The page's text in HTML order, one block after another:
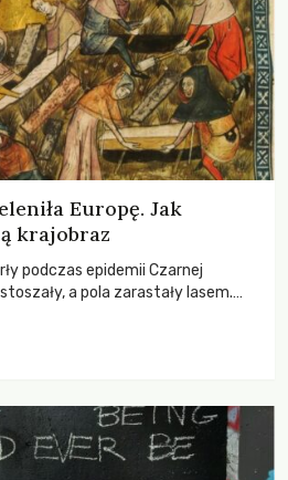
Europę. Jak
krajobraz
podczas epidemii Czarnej
a pola zarastały lasem.
dziejach.